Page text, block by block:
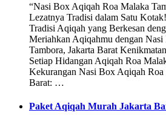
“Nasi Box Aqiqah Roa Malaka
Lezatnya Tradisi dalam Satu
Tradisi Aqiqah yang Berkesan
Meriahkan Aqiqahmu dengan
Tambora, Jakarta Barat
Setiap Hidangan Aqiqah Roa
Kekurangan Nasi Box Aqiqah Roa
Barat: …
Paket Aqiqah Murah Jakarta